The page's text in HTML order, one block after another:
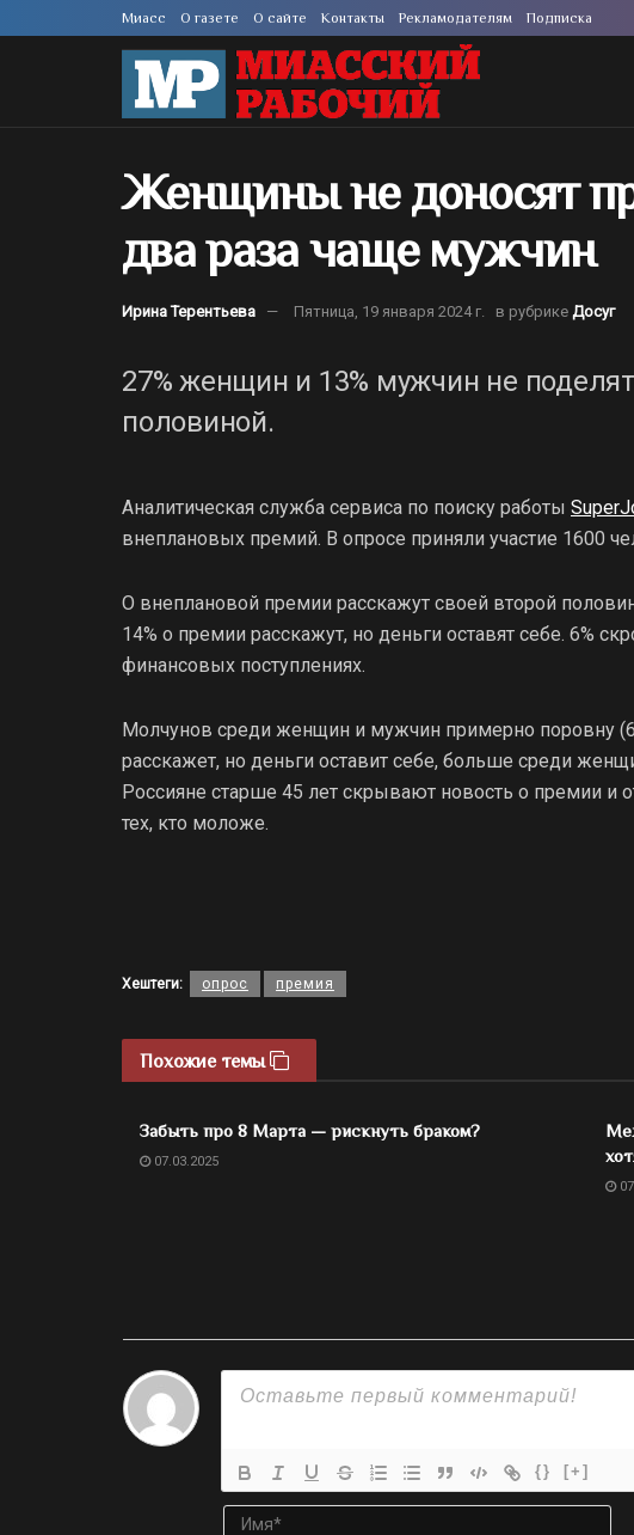
Миасс О газете О сайте Контакты Рекламодателям Подписка
Женщины не доносят
два раза чаще мужчин
Ирина Терентьева Пятница, 19 января 2024 г. в рубрике Досуг
27% женщин и 13% мужчин не
половиной.
Аналитическая служба сервиса по поиску работы
внеплановых премий. В опросе приняли участие 1600
О внеплановой премии расскажут своей второй
14% о премии расскажут, но деньги оставят себе. 6%
финансовых поступлениях.
Молчунов среди женщин и мужчин примерно поровну (6
расскажет, но деньги оставит себе, больше среди
Россияне старше 45 лет скрывают новость о премии и
тех, кто моложе.
Хештеги: опрос премия
Похожие темы
Забыть про 8 Марта — рискнуть браком?
07.03.2025
{} [+]